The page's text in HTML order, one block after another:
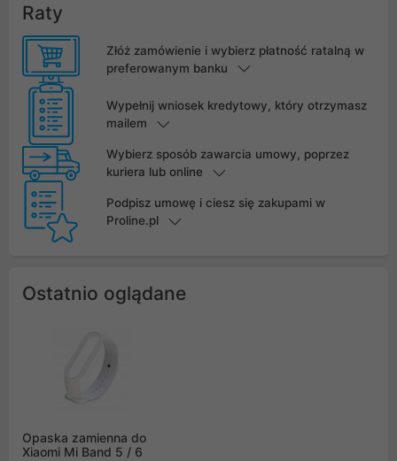
Raty
Złóż zamówienie i wybierz płatność ratalną w
preferowanym banku
Wypełnij wniosek kredytowy, który otrzymasz
mailem
Wybierz sposób zawarcia umowy, poprzez
kuriera lub online
Podpisz umowę i ciesz się zakupami w
Proline.pl
Ostatnio oglądane
Opaska zamienna do
Xiaomi Mi Band 5 / 6